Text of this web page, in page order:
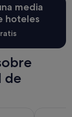
media
hoteles
de